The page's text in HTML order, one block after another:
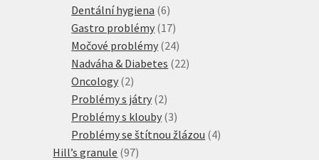
Dentální hygiena 66
produktů
Gastro problémy 1717
produktů
Močové problémy 2424
produktů
Nadváha & Diabetes 2222
Oncology 22
produkty
Problémy s játry 22
produkty
Problémy s klouby 33
produkty
Problémy se štítnou žlázou 44
Hill’s granule 9797